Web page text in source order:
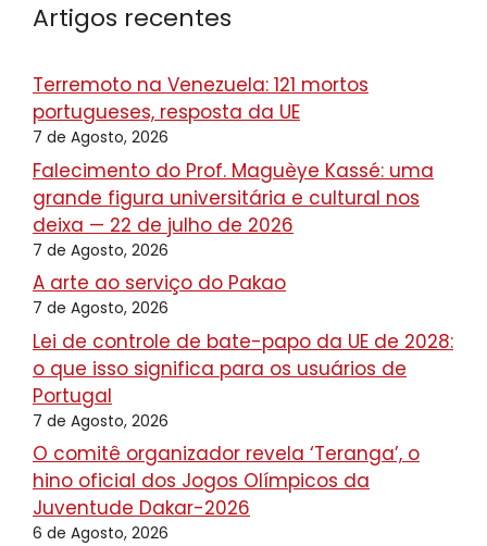
Artigos recentes
Terremoto na Venezuela: 121 mortos
portugueses, resposta da UE
7 de Agosto, 2026
Falecimento do Prof. Maguèye Kassé: uma
grande figura universitária e cultural nos
deixa — 22 de julho de 2026
7 de Agosto, 2026
A arte ao serviço do Pakao
7 de Agosto, 2026
Lei de controle de bate-papo da UE de 2028:
o que isso significa para os usuários de
Portugal
7 de Agosto, 2026
O comitê organizador revela ‘Teranga’, o
hino oficial dos Jogos Olímpicos da
Juventude Dakar-2026
6 de Agosto, 2026